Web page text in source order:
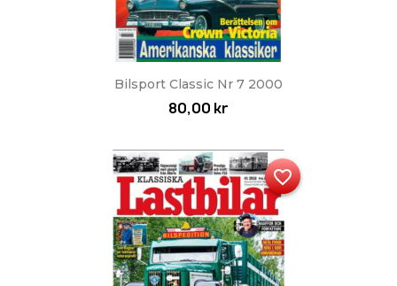
Bilsport Classic Nr 7 2000
80,00 kr
favorite_border